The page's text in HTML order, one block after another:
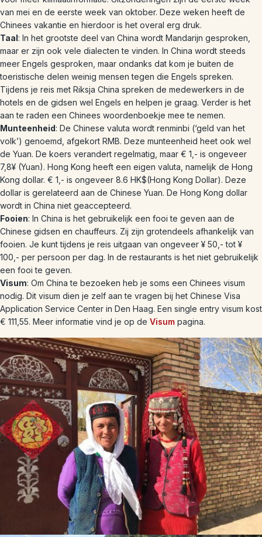
van mei en de eerste week van oktober. Deze weken heeft de
Chinees vakantie en hierdoor is het overal erg druk.
Taal: In het grootste deel van China wordt Mandarijn gesproken,
maar er zijn ook vele dialecten te vinden. In China wordt steeds
meer Engels gesproken, maar ondanks dat kom je buiten de
toeristische delen weinig mensen tegen die Engels spreken.
Tijdens je reis met Riksja China spreken de medewerkers in de
hotels en de gidsen wel Engels en helpen je graag. Verder is het
aan te raden een Chinees woordenboekje mee te nemen.
Munteenheid: De Chinese valuta wordt renminbi (‘geld van het
volk’) genoemd, afgekort RMB. Deze munteenheid heet ook wel
de Yuan. De koers verandert regelmatig, maar € 1,- is ongeveer
7,8¥ (Yuan). Hong Kong heeft een eigen valuta, namelijk de Hong
Kong dollar. € 1,- is ongeveer 8.6 HK$(Hong Kong Dollar). Deze
dollar is gerelateerd aan de Chinese Yuan. De Hong Kong dollar
wordt in China niet geaccepteerd.
Fooien: In China is het gebruikelijk een fooi te geven aan de
Chinese gidsen en chauffeurs. Zij zijn grotendeels afhankelijk van
fooien. Je kunt tijdens je reis uitgaan van ongeveer ¥ 50,- tot ¥
100,- per persoon per dag. In de restaurants is het niet gebruikelijk
een fooi te geven.
Visum: Om China te bezoeken heb je soms een Chinees visum
nodig. Dit visum dien je zelf aan te vragen bij het Chinese Visa
Application Service Center in Den Haag. Een single entry visum kost
€ 111,55. Meer informatie vind je op de Visum pagina.